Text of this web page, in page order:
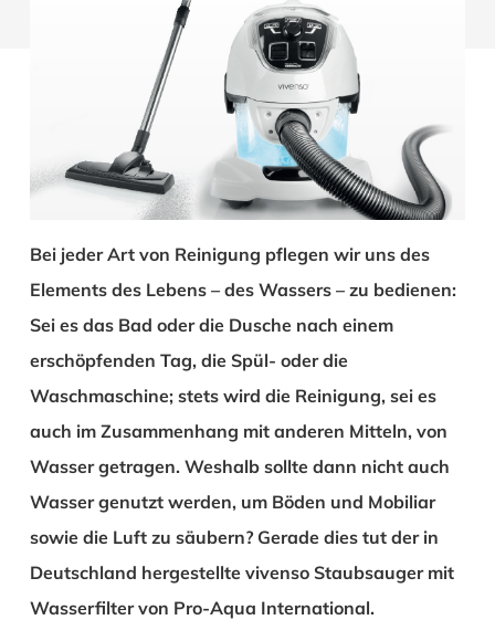
Bei jeder Art von Reinigung pflegen wir uns des
Elements des Lebens – des Wassers – zu bedienen:
Sei es das Bad oder die Dusche nach einem
erschöpfenden Tag, die Spül- oder die
Waschmaschine; stets wird die Reinigung, sei es
auch im Zusammenhang mit anderen Mitteln, von
Wasser getragen. Weshalb sollte dann nicht auch
Wasser genutzt werden, um Böden und Mobiliar
sowie die Luft zu säubern? Gerade dies tut der in
Deutschland hergestellte vivenso Staubsauger mit
Wasserfilter von Pro-Aqua International.